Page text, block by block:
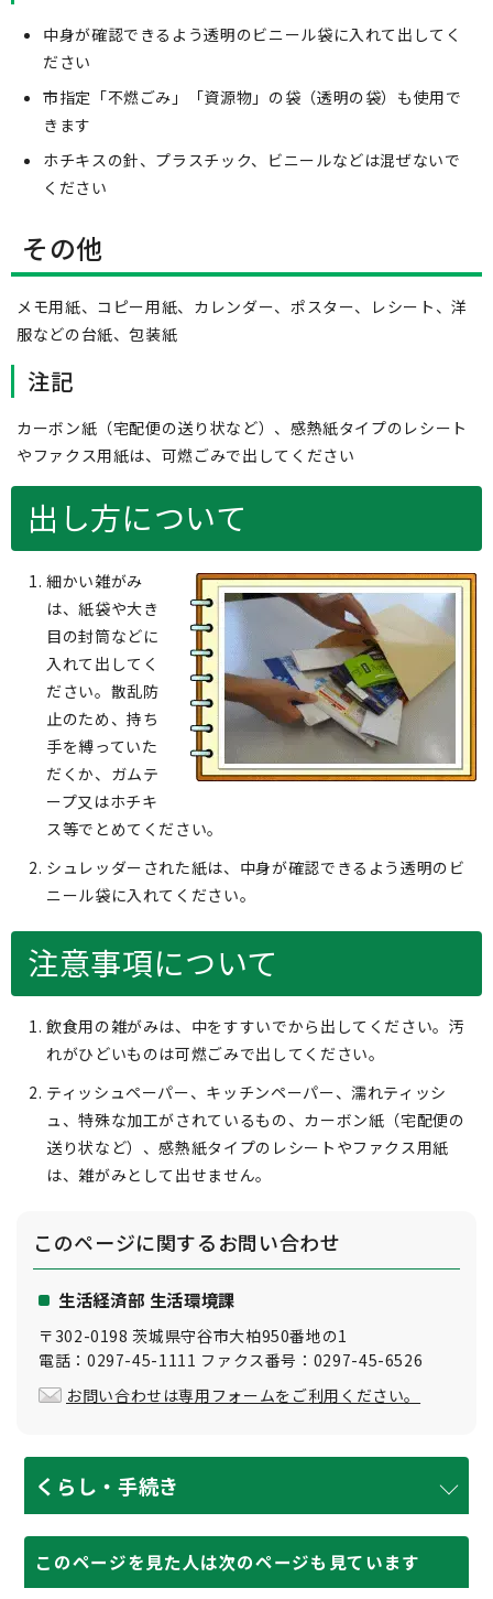
中身が確認できるよう透明のビニール袋に入れて出してく
ださい
市指定「不燃ごみ」「資源物」の袋（透明の袋）も使用で
きます
ホチキスの針、プラスチック、ビニールなどは混ぜないで
ください
その他
メモ用紙、コピー用紙、カレンダー、ポスター、レシート、洋
服などの台紙、包装紙
注記
カーボン紙（宅配便の送り状など）、感熱紙タイプのレシート
やファクス用紙は、可燃ごみで出してください
出し方について
細かい雑がみ
は、紙袋や大き
目の封筒などに
入れて出してく
ださい。散乱防
止のため、持ち
手を縛っていた
だくか、ガムテ
ープ又はホチキ
ス等でとめてください。
シュレッダーされた紙は、中身が確認できるよう透明のビ
ニール袋に入れてください。
注意事項について
飲食用の雑がみは、中をすすいでから出してください。汚
れがひどいものは可燃ごみで出してください。
ティッシュペーパー、キッチンペーパー、濡れティッシ
ュ、特殊な加工がされているもの、カーボン紙（宅配便の
送り状など）、感熱紙タイプのレシートやファクス用紙
は、雑がみとして出せません。
このページに関するお問い合わせ
生活経済部 生活環境課
〒302-0198 茨城県守谷市大柏950番地の1
電話：0297-45-1111 ファクス番号：0297-45-6526
お問い合わせは専用フォームをご利用ください。
くらし・手続き
このページを見た人は次のページも見ています